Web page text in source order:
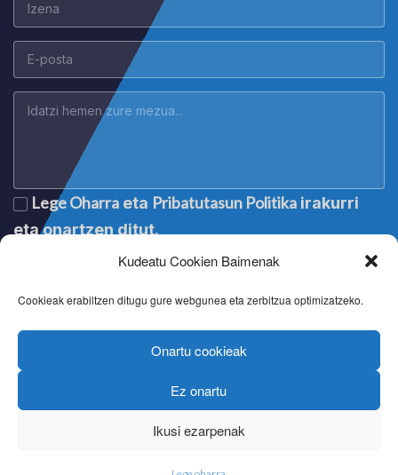
Kudeatu Cookien Baimenak
Cookieak erabiltzen ditugu gure webgunea eta zerbitzua optimizatzeko.
Onartu cookieak
Ez onartu
Ikusi ezarpenak
Lege Oharra eta Pribatutasun Politika irakurri
eta onartzen ditut.
confidentialité|Privacy policy
Política de cookies